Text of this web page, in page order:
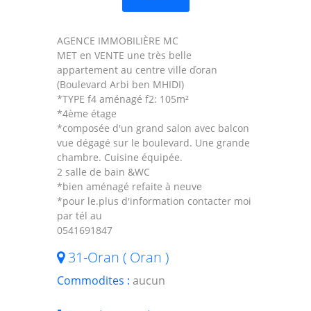
AGENCE IMMOBILIÈRE MC
MET en VENTE une très belle
appartement au centre ville ďoran
(Boulevard Arbi ben MHIDI)
*TYPE f4 aménagé f2: 105m²
*4ème étage
*composée d'un grand salon avec balcon
vue dégagé sur le boulevard. Une grande
chambre. Cuisine équipée.
2 salle de bain &WC
*bien aménagé refaite à neuve
*pour le.plus d'information contacter moi
par tél au
0541691847
31-Oran ( Oran )
Commodites :aucun